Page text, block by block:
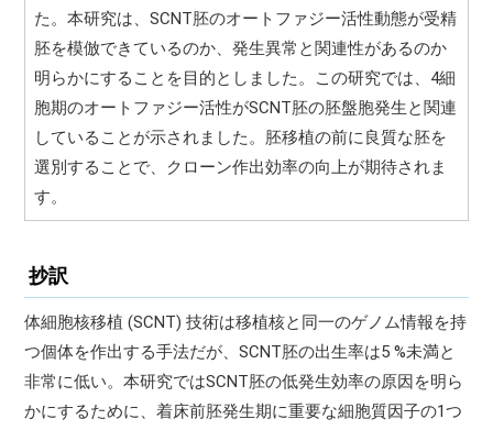
た。本研究は、SCNT胚のオートファジー活性動態が受精
胚を模倣できているのか、発生異常と関連性があるのか
明らかにすることを目的としました。この研究では、4細
胞期のオートファジー活性がSCNT胚の胚盤胞発生と関連
していることが示されました。胚移植の前に良質な胚を
選別することで、クローン作出効率の向上が期待されま
す。
抄訳
体細胞核移植 (SCNT) 技術は移植核と同一のゲノム情報を持
つ個体を作出する手法だが、SCNT胚の出生率は5 %未満と
非常に低い。本研究ではSCNT胚の低発生効率の原因を明ら
かにするために、着床前胚発生期に重要な細胞質因子の1つ